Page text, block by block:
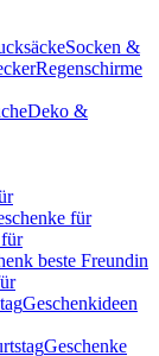
Socken &
Regenschirme
Deko &
für
beste Freundin
Geschenkideen
Geschenke